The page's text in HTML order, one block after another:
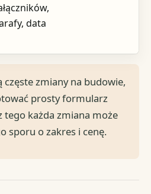
data
częste zmiany na budowie,
prosty formularz
tego każda zmiana może
sporu o zakres i cenę.